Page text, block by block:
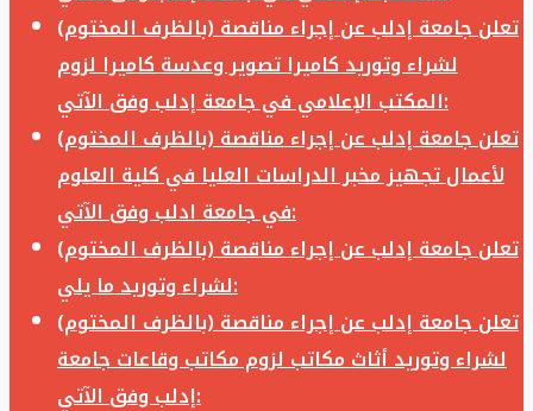
تعلن جامعة إدلب عن إجراء مناقصة (بالظرف المختوم)
لشراء وتوريد كاميرا تصوير وعدسة كاميرا لزوم
المكتب الإعلامي في جامعة إدلب وفق الآتي:
تعلن جامعة إدلب عن إجراء مناقصة (بالظرف المختوم)
لأعمال تجهيز مخبر الدراسات العليا في كلية العلوم
في جامعة ادلب وفق الآتي:
تعلن جامعة إدلب عن إجراء مناقصة (بالظرف المختوم)
لشراء وتوريد ما يلي:
تعلن جامعة إدلب عن إجراء مناقصة (بالظرف المختوم)
لشراء وتوريد أثاث مكاتب لزوم مكاتب وقاعات جامعة
إدلب وفق الآتي: